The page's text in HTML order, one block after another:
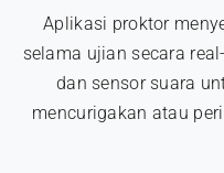
Aplikasi proktor
selama ujian secara
dan sensor suara
mencurigakan atau